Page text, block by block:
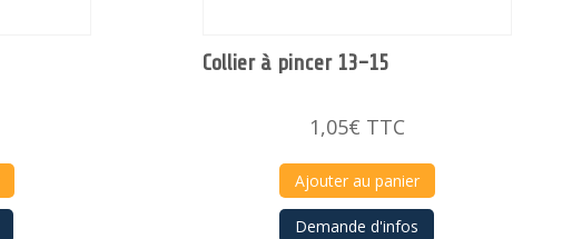
Collier à pincer 13-15
1,05€ TTC
Ajouter au panier
Demande d'infos